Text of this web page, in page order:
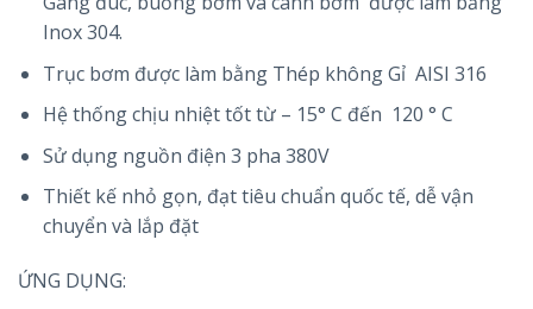
Inox 304.
Trục bơm được làm bằng Thép không Gỉ AISI 316
Hệ thống chịu nhiệt tốt từ – 15° C đến 120 ° C
Sử dụng nguồn điện 3 pha 380V
Thiết kế nhỏ gọn, đạt tiêu chuẩn quốc tế, dễ vận
chuyển và lắp đặt
ỨNG DỤNG: